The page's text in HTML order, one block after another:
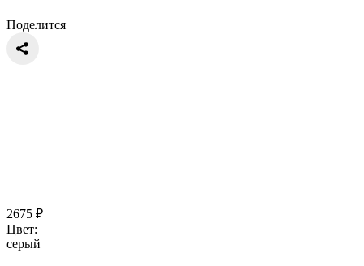
Поделится
2675 ₽
Цвет:
серый